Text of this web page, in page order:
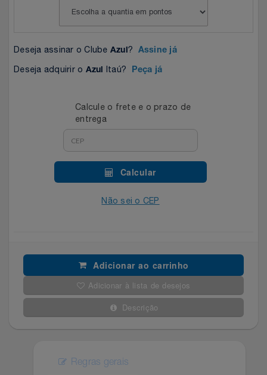
Celulares E Smartphone
Cozinha
Eletrodomésticos
Eletroportáteis
Ferramentas
Informática
Extra
Jbl
Loccitane Au Bresil
Individual
Natura
Pet Love Saúde
Deseja assinar o Clube Azul ? Assine já
Deseja adquirir o Azul Itaú? Peça já
Calcule o frete e o prazo de
entrega
Calcular
Não sei o CEP
Adicionar ao carrinho
Adicionar à lista de desejos
Descrição
Regras gerais